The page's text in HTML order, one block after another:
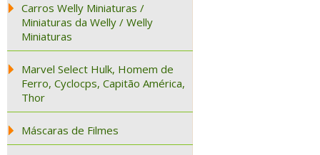
Carros Welly Miniaturas /
Miniaturas da Welly / Welly
Miniaturas
Marvel Select Hulk, Homem de
Ferro, Cyclocps, Capitão América,
Thor
Máscaras de Filmes